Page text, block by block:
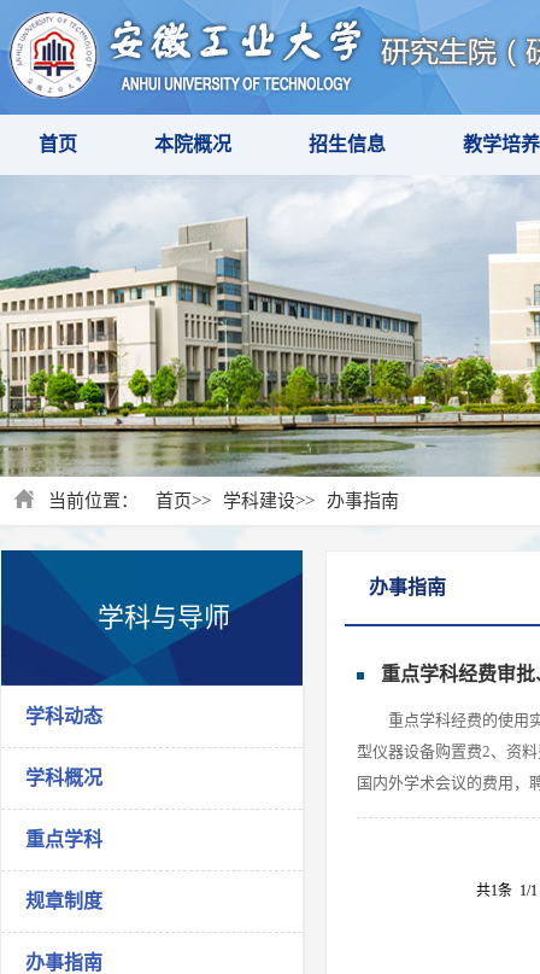
首页 本院概况 招生信息 教学培养
当前位置： 首页>> 学科建设>> 办事指南
学科与导师
学科动态
学科概况
重点学科
规章制度
办事指南
办事指南
重点学科经费审
重点学科经费的使用
型仪器设备购置费2、资
国内外学术会议的费用，
共1条 1/1